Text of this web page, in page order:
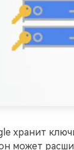
хранит
может